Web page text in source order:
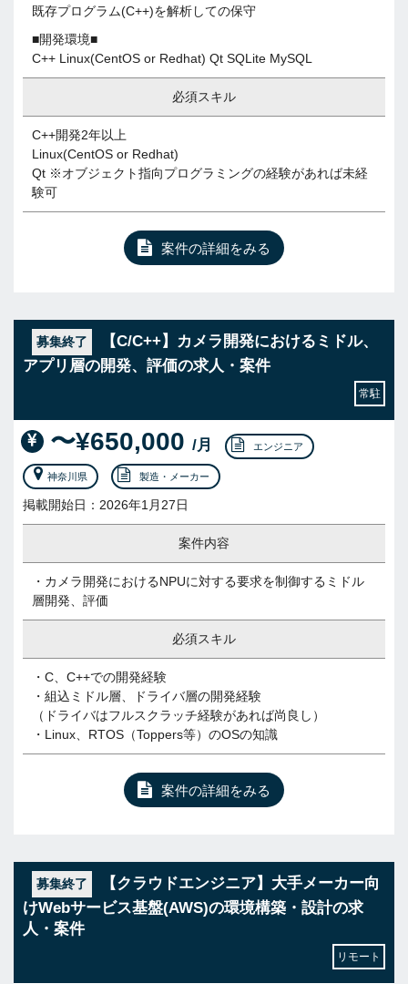
既存プログラム(C++)を解析しての保守
■開発環境■
C++ Linux(CentOS or Redhat) Qt SQLite MySQL
必須スキル
C++開発2年以上
Linux(CentOS or Redhat)
Qt ※オブジェクト指向プログラミングの経験があれば未経
験可
案件の詳細をみる
募集終了
【C/C++】カメラ開発におけるミドル、
アプリ層の開発、評価の求人・案件
常駐
〜¥650,000 /月 エンジニア
神奈川県 製造・メーカー
掲載開始日：2026年1月27日
案件内容
・カメラ開発におけるNPUに対する要求を制御するミドル
層開発、評価
必須スキル
・C、C++での開発経験
・組込ミドル層、ドライバ層の開発経験
（ドライバはフルスクラッチ経験があれば尚良し）
・Linux、RTOS（Toppers等）のOSの知識
案件の詳細をみる
募集終了
【クラウドエンジニア】大手メーカー向
けWebサービス基盤(AWS)の環境構築・設計の求
人・案件
リモート